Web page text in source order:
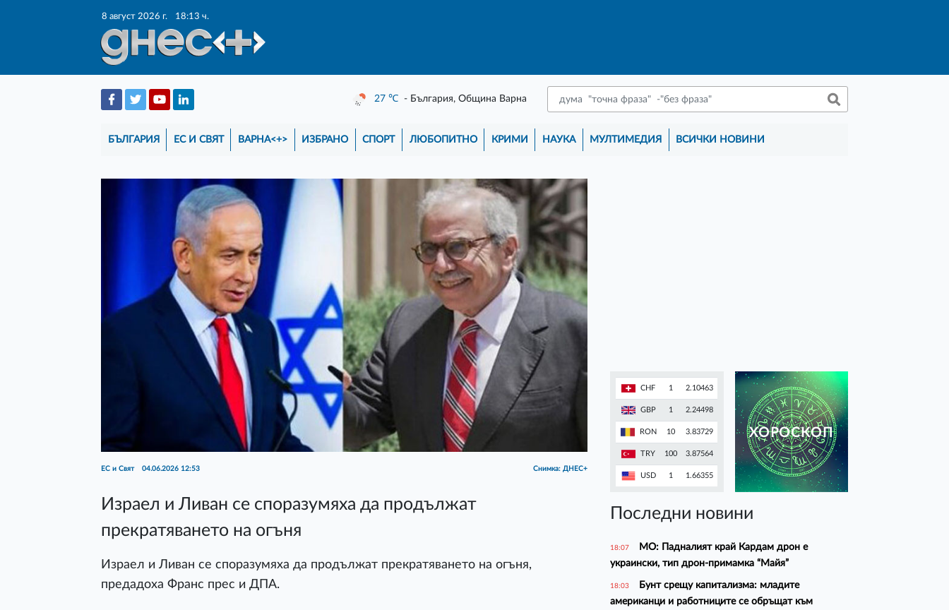
8 август 2026 г. 18:13 ч.
27 ℃ - България, Община Варна
БЪЛГАРИЯ ЕС И СВЯТ ВАРНА<+> ИЗБРАНО СПОРТ ЛЮБОПИТНО КРИМИ НАУКА МУЛТИМЕДИЯ ВСИЧКИ НОВИНИ
ЕС и Свят 04.06.2026 12:53 Снимка: ДНЕС+
Израел и Ливан се споразумяха да продължат
прекратяването на огъня
Израел и Ливан се споразумяха да продължат прекратяването на огъня,
предадоха Франс прес и ДПА.
CHF 1 2.10463
GBP 1 2.24498
RON 10 3.83729
TRY 100 3.87564
USD 1 1.66355
ХОРОСКОП
Последни новини
18:07
МО: Падналият край Кардам дрон е
украински, тип дрон-примамка “Майя”
18:03
Бунт срещу капитализма: младите
американци и работниците се обръщат към